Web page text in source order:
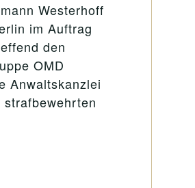
Westerhoff
im Auftrag
den
OMD
Anwaltskanzlei